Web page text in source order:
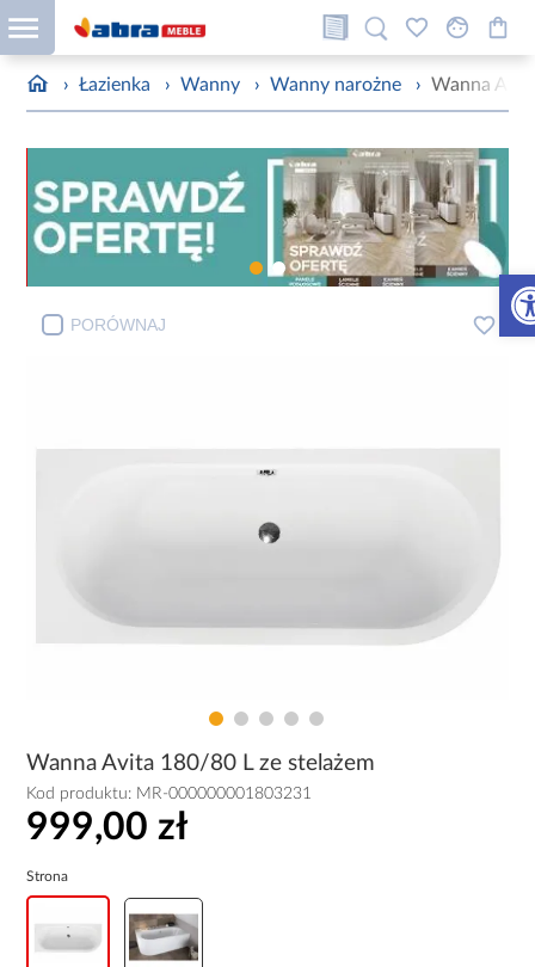
› Łazienka › Wanny › Wanny narożne › Wanna
PORÓWNAJ
Wanna Avita 180/80 L ze stelażem
Kod produktu: MR-000000001803231
999,00 zł
Strona